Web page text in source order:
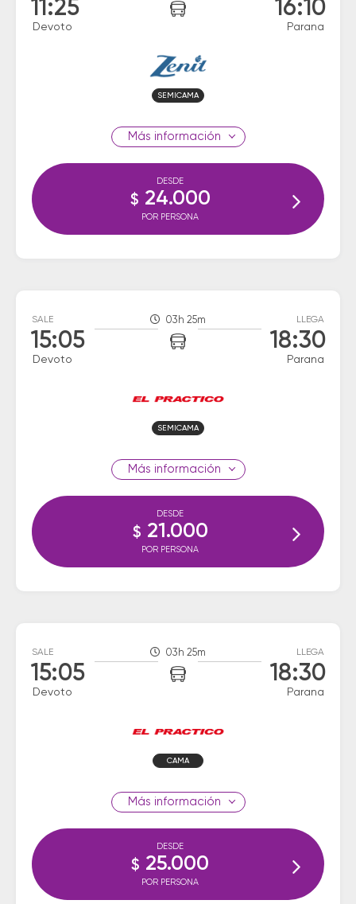
11:25
Devoto
16:10
Parana
SEMICAMA
información
DESDE
$ 24.000
POR PERSONA
SALE
15:05
Devoto
03h 25m LLEGA
18:30
Parana
SEMICAMA
información
DESDE
$ 21.000
POR PERSONA
SALE
15:05
Devoto
03h 25m LLEGA
18:30
Parana
CAMA
información
DESDE
$ 25.000
POR PERSONA